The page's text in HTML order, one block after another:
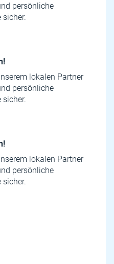
persönliche
sicher.
lokalen Partner
persönliche
sicher.
lokalen Partner
persönliche
sicher.